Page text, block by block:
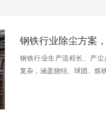
钢铁行业生产流程长、产
复杂，涵盖烧结、球团、炼